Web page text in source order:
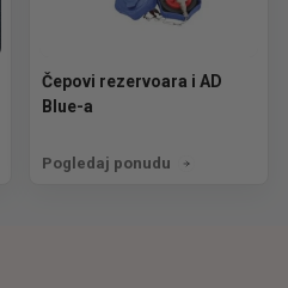
Čepovi rezervoara i AD
Blue-a
Pogledaj ponudu